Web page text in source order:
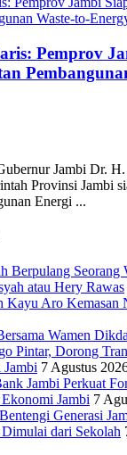
Pemprov
Jambi Dr.
Provinsi Jambi
Energi ...
Berpulang Seorang
atau Hery Rawas
Kayu Aro Kemasan
Wamen
Pintar, Dorong
7 Agustus
Jambi Perkuat
Jambi 7
Generasi
dari Sekolah